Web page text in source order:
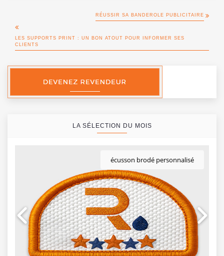
RÉUSSIR SA BANDEROLE PUBLICITAIRE
LES SUPPORTS PRINT : UN BON ATOUT POUR INFORMER SES
CLIENTS
LA SÉLECTION DU MOIS
écusson brodé personnalisé